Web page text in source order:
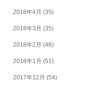
2018年4月 (35)
2018年3月 (35)
2018年2月 (46)
2018年1月 (51)
2017年12月 (54)